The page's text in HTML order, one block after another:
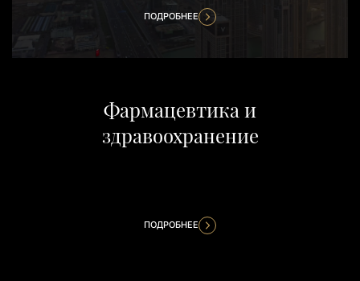
ПОДРОБНЕЕ
Фармацевтика и
здравоохранение
ПОДРОБНЕЕ